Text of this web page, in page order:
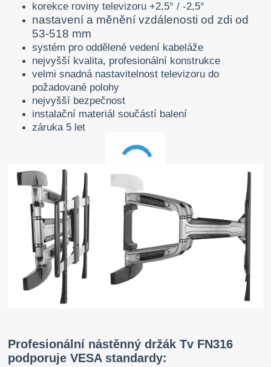
korekce roviny televizoru +2,5° / -2,5°
nastavení a měnění vzdálenosti od zdi od
53-518 mm
systém pro oddělené vedení kabeláže
nejvyšší kvalita, profesionální konstrukce
velmi snadná nastavitelnost televizoru do
požadované polohy
nejvyšší bezpečnost
instalační materiál součástí balení
záruka 5 let
Profesionální nástěnný držák Tv FN316
podporuje VESA standardy: